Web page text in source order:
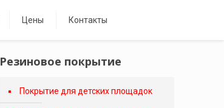
Цены Контакты
Резиновое покрытие
Покрытие для детских площадок